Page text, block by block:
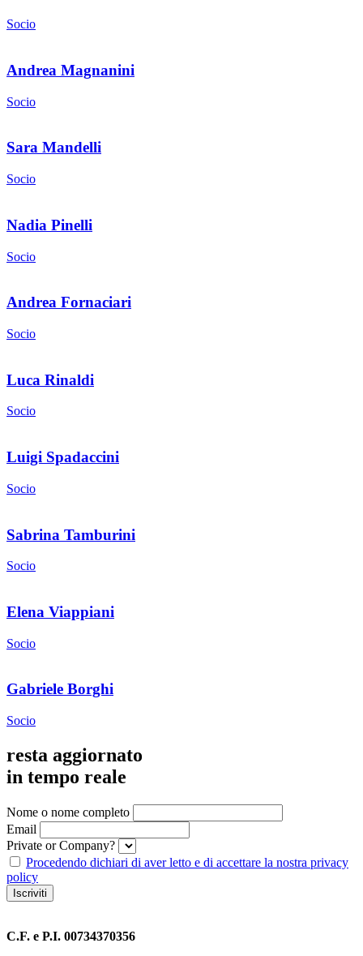
Socio
Andrea Magnanini
Socio
Sara Mandelli
Socio
Nadia Pinelli
Socio
Andrea Fornaciari
Socio
Luca Rinaldi
Socio
Luigi Spadaccini
Socio
Sabrina Tamburini
Socio
Elena Viappiani
Socio
Gabriele Borghi
Socio
resta aggiornato
in tempo reale
Nome o nome completo
Email
Private or Company?
Procedendo dichiari di aver letto e di accettare la nostra privacy
policy
C.F. e P.I. 00734370356